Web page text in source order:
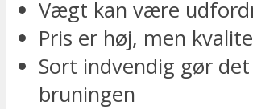
Vægt kan være
Pris er høj, men
Sort indvendig gør
bruningen